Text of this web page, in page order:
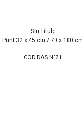
Sin Título
Print 32 x 45 cm / 70 x 100
COD.DAS N°21